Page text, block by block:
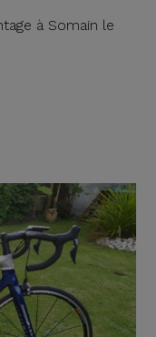
à Somain le